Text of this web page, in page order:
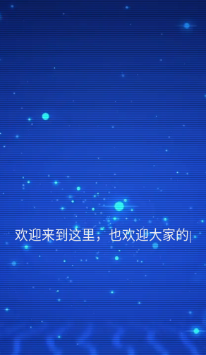
欢迎来到这里，也欢迎大家的赞赏|